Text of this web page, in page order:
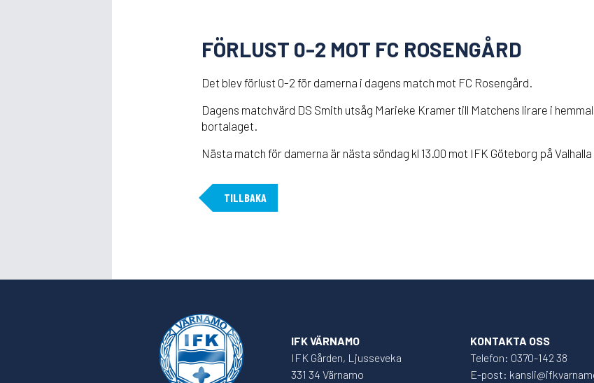
FÖRLUST 0-2 MOT FC ROSENGÅRD
Det blev förlust 0-2 för damerna i dagens match mot FC Rosengård.
Dagens matchvärd DS Smith utsåg Marieke Kramer till Matchens lirare i
bortalaget.
Nästa match för damerna är nästa söndag kl 13.00 mot IFK Göteborg på Valhalla
TILLBAKA
IFK VÄRNAMO
IFK Gården, Ljusseveka
331 34 Värnamo
KONTAKTA OSS
Telefon: 0370-142 38
E-post: